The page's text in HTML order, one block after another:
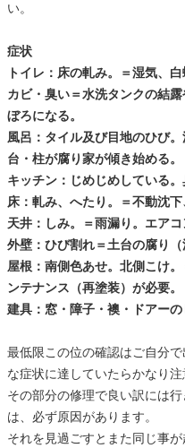
い。
症状
トイレ：床の軋み。＝湿気、
カビ・臭い＝水洗タンクの結
ぼろになる。
風呂：タイル及び目地のひび
台・柱が腐り家が傾き始める。
キッチン：じめじめしている。
床：軋み、へたり。＝不動沈下
天井：しみ。＝雨漏り。エアコ
外壁：ひび割れ＝土台の腐り（
屋根：南側色あせ。北側こけ
ンテナンス（再塗装）が必要。
建具：窓・障子・襖・ドアーの
最低限この位の確認はご自分
な症状に達していたらかなり注
その部分の修理で良い訳には
は、必ず原因があります。
それを見過ごすとまた同じ事